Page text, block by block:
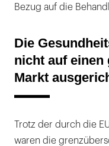
Bezug auf die
Die
nicht auf einen
Markt
Trotz der durch die
waren die